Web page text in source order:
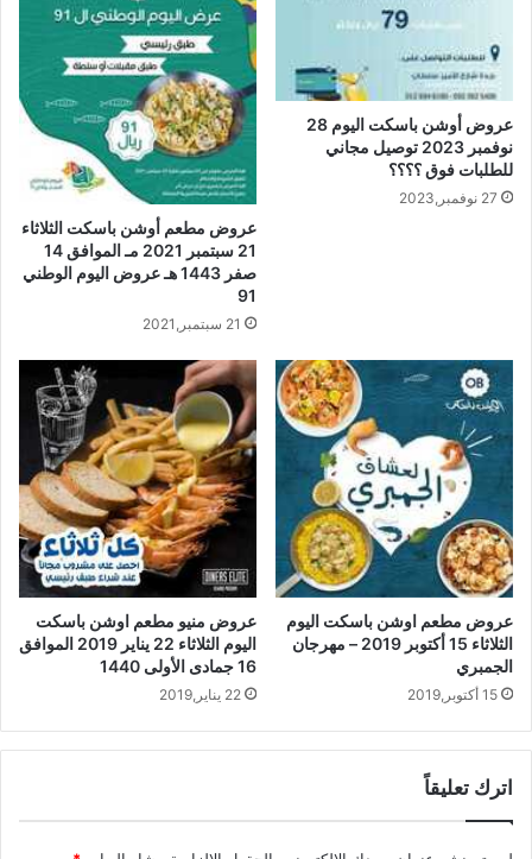
عروض أوشن باسكت اليوم 28
نوفمبر 2023 توصيل مجاني
للطلبات فوق ؟؟؟؟
27 نوفمبر,2023
عروض مطعم أوشن باسكت الثلاثاء
21 سبتمبر 2021 مـ الموافق 14
صفر 1443 هـ عروض اليوم الوطني
91
21 سبتمبر,2021
عروض مطعم اوشن باسكت اليوم
الثلاثاء 15 أكتوبر 2019 – مهرجان
الجمبري
15 أكتوبر,2019
عروض منيو مطعم اوشن باسكت
اليوم الثلاثاء 22 يناير 2019 الموافق
16 جمادى الأولى 1440
22 يناير,2019
اترك تعليقاً